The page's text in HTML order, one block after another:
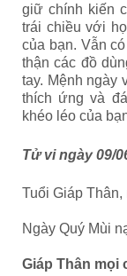
giữ chính kiến
trái chiều với
của bạn. Vẫn
thận các đồ
tay. Mệnh ngày
thích ứng và
khéo léo của
Tử vi ngày 09/
Tuổi Giáp Thân,
Ngày Quý Mùi
Giáp Thân mọi